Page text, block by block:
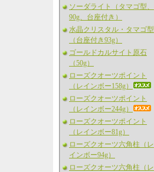
ソーダライト（タマゴ型、
90g、台座付き）
水晶クリスタル・タマゴ型
（台座付き93g）
ゴールドカルサイト原石
（50g）
ローズクオーツポイント
（レインボー158g）
ローズクオーツポイント
（レインボー244g）
ローズクオーツポイント
（レインボー81g）
ローズクオーツ六角柱（レ
インボー94g）
ローズクオーツ六角柱（レ